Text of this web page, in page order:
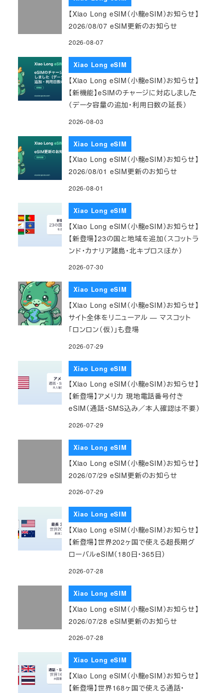
【Xiao Long eSIM（小龍eSIM）お知らせ】
2026/08/07 eSIM更新のお知らせ
2026-08-07
Xiao Long eSIM
【Xiao Long eSIM（小龍eSIM）お知らせ】
【新機能】eSIMのチャージに対応しました
（データ容量の追加・利用日数の延長）
2026-08-03
Xiao Long eSIM
【Xiao Long eSIM（小龍eSIM）お知らせ】
2026/08/01 eSIM更新のお知らせ
2026-08-01
Xiao Long eSIM
【Xiao Long eSIM（小龍eSIM）お知らせ】
【新登場】23の国と地域を追加（スコットラ
ンド・カナリア諸島・北キプロスほか）
2026-07-30
Xiao Long eSIM
【Xiao Long eSIM（小龍eSIM）お知らせ】
サイト全体をリニューアル — マスコット
「ロンロン（仮）」も登場
2026-07-29
Xiao Long eSIM
【Xiao Long eSIM（小龍eSIM）お知らせ】
【新登場】アメリカ 現地電話番号付き
eSIM（通話・SMS込み／本人確認は不要）
2026-07-29
Xiao Long eSIM
【Xiao Long eSIM（小龍eSIM）お知らせ】
2026/07/29 eSIM更新のお知らせ
2026-07-29
Xiao Long eSIM
【Xiao Long eSIM（小龍eSIM）お知らせ】
【新登場】世界202ヶ国で使える超長期グ
ローバルeSIM（180日・365日）
2026-07-28
Xiao Long eSIM
【Xiao Long eSIM（小龍eSIM）お知らせ】
2026/07/28 eSIM更新のお知らせ
2026-07-28
Xiao Long eSIM
【Xiao Long eSIM（小龍eSIM）お知らせ】
【新登場】世界168ヶ国で使える通話・